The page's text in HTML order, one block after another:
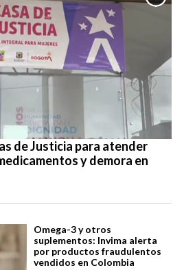
de Justicia para atender
y demora en
Omega-3 y otros
suplementos: Invima alerta
por productos fraudulentos
vendidos en Colombia